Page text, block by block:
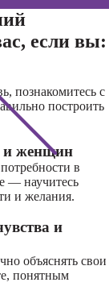
если вы:
познакомитесь с
построить
и женщин
в
— научитесь
и желания.
и
объяснять свои
понятным